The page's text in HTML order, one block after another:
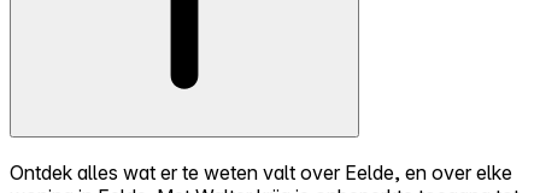
Ontdek alles wat er te weten valt over Eelde, en over elke